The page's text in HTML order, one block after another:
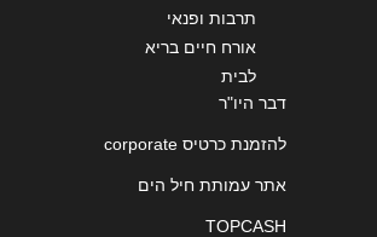
תרבות ופנאי
אורח חיים בריא
לבית
דבר היו"ר
להזמנת כרטיס corporate
אתר עמותת חיל הים
TOPCASH